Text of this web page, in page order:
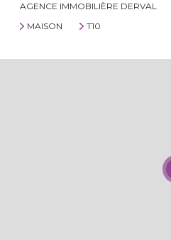
AGENCE IMMOBILIÈRE DERVAL
MAISON
T10